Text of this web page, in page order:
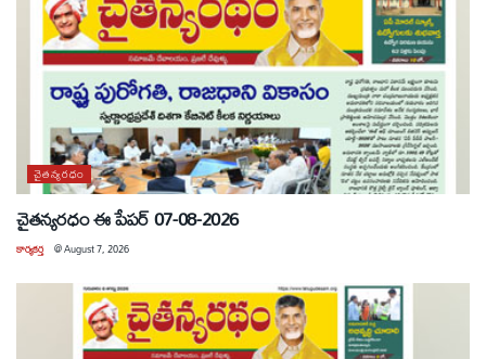
చైతన్యరధం
చైతన్యరధం ఈ పేపర్ 07-08-2026
కార్యకర్త @August 7, 2026